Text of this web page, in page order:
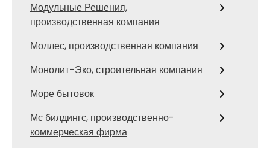
Модульные Решения,
производственная компания
Моллес, производственная компания
Монолит-Эко, строительная компания
Море бытовок
Мс билдингс, производственно-
коммерческая фирма